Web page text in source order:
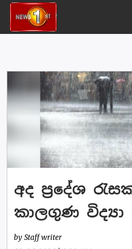
අද ප්‍රදේශ
කාලගුණ විද්‍යා
by Staff writer